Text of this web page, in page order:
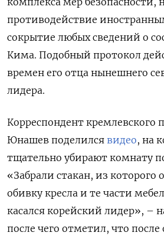
противодействие
сокрытие любых сведений о
Кима. Подобный протокол
времен его отца нынешнего
лидера.
Корреспондент кремлевского
Юнашев поделился видео, на
тщательно убирают комнату
«Забрали стакан, из которого
обивку кресла и те части
касался корейский лидер», –
после чего отметил, что